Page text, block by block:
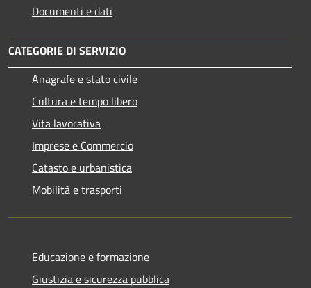
Documenti e dati
CATEGORIE DI SERVIZIO
Anagrafe e stato civile
Cultura e tempo libero
Vita lavorativa
Imprese e Commercio
Catasto e urbanistica
Mobilità e trasporti
Educazione e formazione
Giustizia e sicurezza pubblica